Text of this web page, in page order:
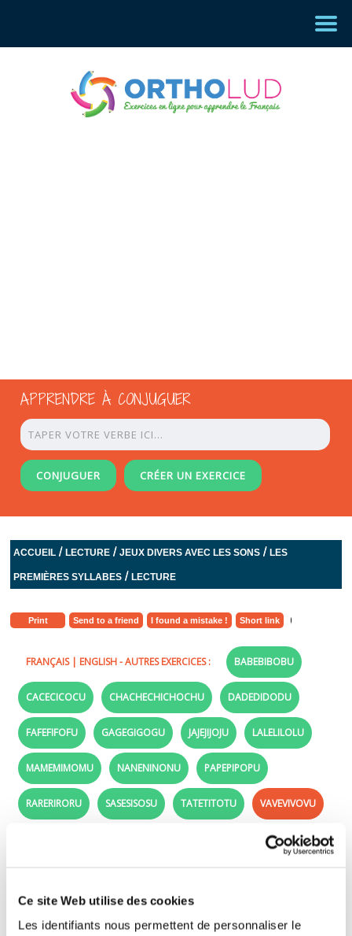
Ce site Web utilise des cookies
Les identifiants nous permettent de personnaliser le
APPRENDRE À CONJUGUER
CONJUGUER CRÉER UN EXERCICE
ACCUEIL /LECTURE /JEUX DIVERS AVEC LES SONS /LES
PREMIÈRES SYLLABES /LECTURE
Print Send to a friend I found a mistake ! Short link
FRANÇAIS| ENGLISH- AUTRES EXERCICES : BABEBIBOBU
CACECICOCU CHACHECHICHOCHU DADEDIDODU
FAFEFIFOFU GAGEGIGOGU JAJEJIJOJU LALELILOLU
MAMEMIMOMU NANENINONU PAPEPIPOPU
RARERIRORU SASESISOSU TATETITOTU VAVEVIVOVU
vavevivovu - Learn to read in French: The
Listen and repeat the syllables and words!